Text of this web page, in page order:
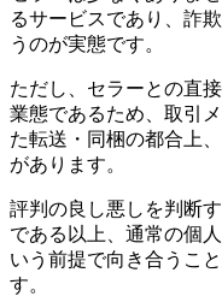
るサービスであり、詐
うのが実態です。
ただし、セラーとの直
業態であるため、取引
た転送・同梱の都合上
があります。
評判の良し悪しを判断
である以上、通常の個
いう前提で向き合うこ
す。